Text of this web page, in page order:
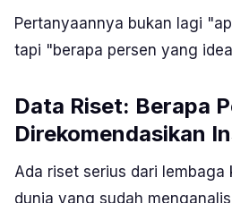
Pertanyaannya bukan lagi
tapi "berapa persen yang
Data Riset: Berapa
Direkomendasikan
Ada riset serius dari lembaga
dunia yang sudah